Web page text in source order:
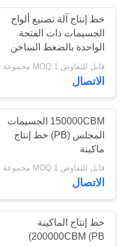
PRIVACY
POLICY
خط إنتاج آلة تصنيع ألواح
الجسيمات ذات الفتحة
الواحدة بالضغط الساخن
قابل للتفاوض MOQ:1 مجموعة
الاتصال
150000CBM الجسيمات
المجلس (PB) خط إنتاج
ماكينة
قابل للتفاوض MOQ:1 مجموعة
الاتصال
خط إنتاج الماكينة
200000CBM (PB)